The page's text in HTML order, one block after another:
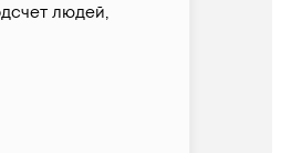
людей,